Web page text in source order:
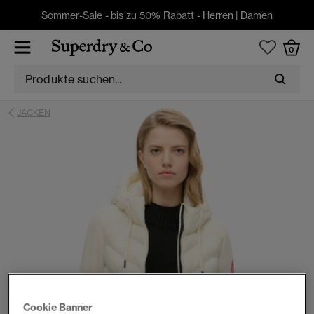
Sommer-Sale - bis zu 50% Rabatt - Herren | Damen
0
JACKEN
Cookie Banner